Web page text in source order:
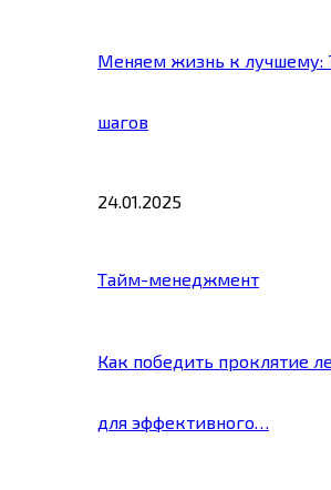
Меняем жизнь к лучшему:
шагов
24.01.2025
Тайм-менеджмент
Как победить проклятие
для эффективного…